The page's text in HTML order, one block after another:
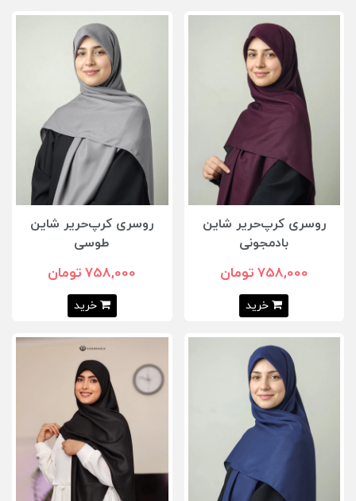
روسری کرپ‌حریر شاین
بادمجونی
758,000 تومان
خرید
روسری کرپ‌حریر شاین
طوسی
758,000 تومان
خرید